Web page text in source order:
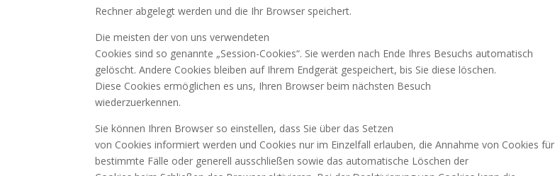
Rechner abgelegt werden und die Ihr Browser speichert.
Die meisten der von uns verwendeten
Cookies sind so genannte „Session-Cookies“. Sie werden nach Ende Ihres Besuchs automatisch
gelöscht. Andere Cookies bleiben auf Ihrem Endgerät gespeichert, bis Sie diese löschen.
Diese Cookies ermöglichen es uns, Ihren Browser beim nächsten Besuch
wiederzuerkennen.
Sie können Ihren Browser so einstellen, dass Sie über das Setzen
von Cookies informiert werden und Cookies nur im Einzelfall erlauben, die Annahme von Cookies für
bestimmte Fälle oder generell ausschließen sowie das automatische Löschen der